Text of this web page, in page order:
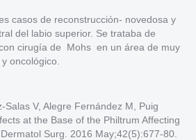
casos de reconstrucción- novedosa y
del labio superior. Se trataba de
cirugía de Mohs en un área de muy
oncológico.
Salas V, Alegre Fernández M, Puig
at the Base of the Philtrum Affecting
Surg. 2016 May;42(5):677-80.